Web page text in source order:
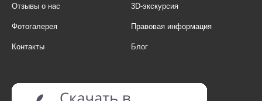
Отзывы о нас 3D-экскурсия
Фотогалерея Правовая информация
Контакты Блог